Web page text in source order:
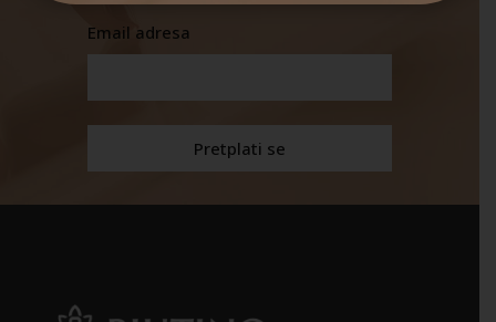
Email adresa